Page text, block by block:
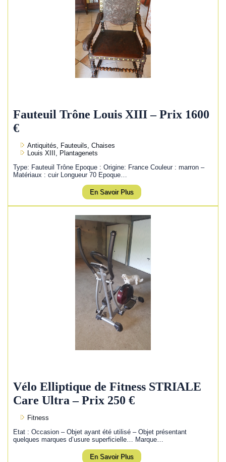
Fauteuil Trône Louis XIII – Prix 1600
€
Antiquités, Fauteuils, Chaises
Louis XIII, Plantagenets
Type: Fauteuil Trône Epoque : Origine: France Couleur : marron –
Matériaux : cuir Longueur 70 Epoque…
En Savoir Plus
Vélo Elliptique de Fitness STRIALE
Care Ultra – Prix 250 €
Fitness
Etat : Occasion – Objet ayant été utilisé – Objet présentant
quelques marques d’usure superficielle… Marque…
En Savoir Plus